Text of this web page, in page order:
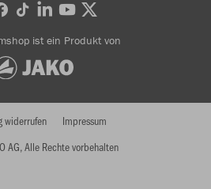
ist ein Produkt von
AG, Alle Rechte vorbehalten
widerrufen Impressum